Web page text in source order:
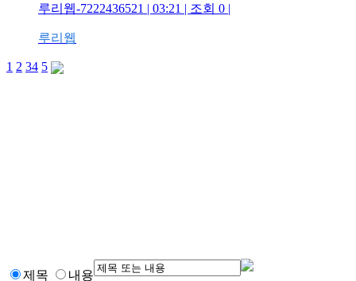
루리웹-7222436521 | 03:21 | 조회 0 |
루리웹
1 2 34 5
제목 내용